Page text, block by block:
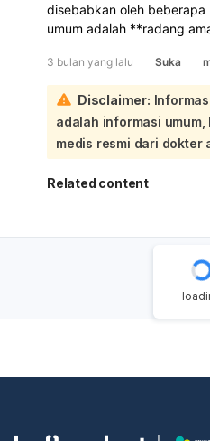
disebabkan oleh
umum adalah **radang
atau bakteri. Kondisi lain
**pembengkakan kelenjar
tenggorokan, yang
Meskipun jarang,
menjadi tanda **kanker
tidak membaik dengan
lain seperti kesulitan
Anda alami, sangat
memeriksakan diri ke
pemeriksaan fisik dan
pemeriksaan lanjutan
tepat dan memberikan
3 bulan yang lalu Suka
Disclaimer:
adalah informasi
medis resmi dari dokter
Related content